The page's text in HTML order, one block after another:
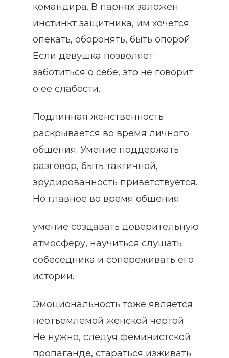
командира. В парнях заложен
инстинкт защитника, им хочется
опекать, оборонять, быть опорой.
Если девушка позволяет
заботиться о себе, это не говорит
о ее слабости.
Подлинная женственность
раскрывается во время личного
общения. Умение поддержать
разговор, быть тактичной,
эрудированность приветствуется.
Но главное во время общения.
умение создавать доверительную
атмосферу, научиться слушать
собеседника и сопереживать его
истории.
Эмоциональность тоже является
неотъемлемой женской чертой.
Не нужно, следуя феминистской
пропаганде, стараться изживать